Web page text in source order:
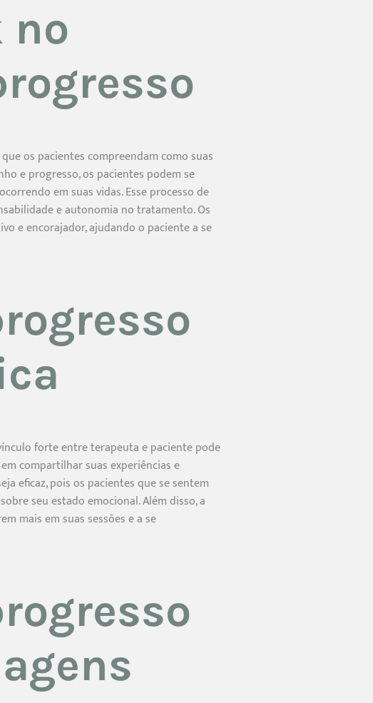
no
os pacientes compreendam como suas
e progresso, os pacientes podem se
em suas vidas. Esse processo de
e autonomia no tratamento. Os
e encorajador, ajudando o paciente a se
forte entre terapeuta e paciente pode
compartilhar suas experiências e
eficaz, pois os pacientes que se sentem
seu estado emocional. Além disso, a
mais em suas sessões e a se